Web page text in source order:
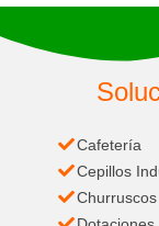
Cafetería
Cepillos
Churruscos